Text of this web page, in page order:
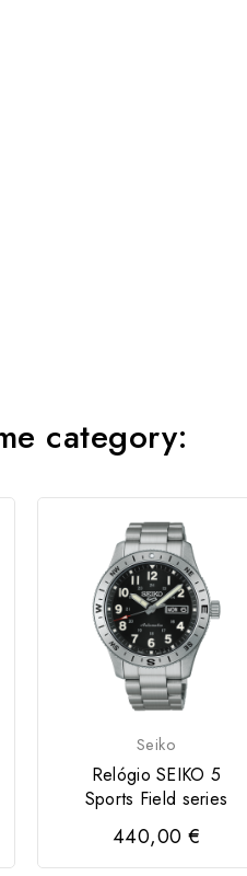
category:
Seiko
Relógio SEIKO 5
Sports Field series
440,00 €